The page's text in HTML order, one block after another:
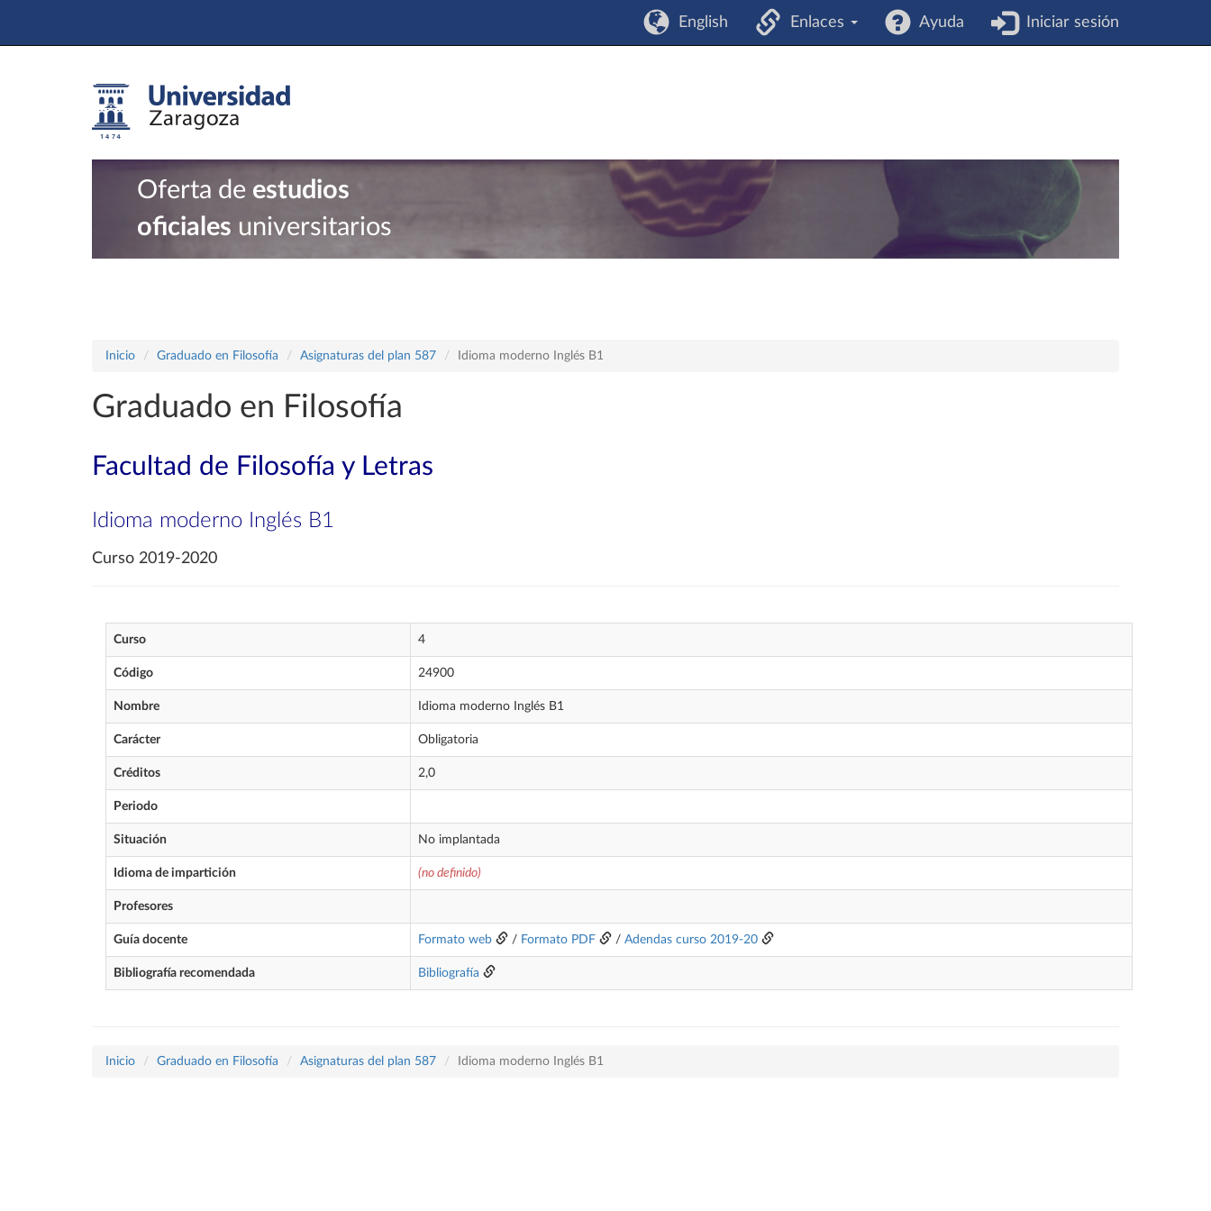
English Enlaces Ayuda Iniciar sesión
Oferta de estudios
oficiales universitarios
Inicio Graduado en Filosofía Asignaturas del plan 587 Idioma moderno Inglés B1
Graduado en Filosofía
Facultad de Filosofía y Letras
Idioma moderno Inglés B1
Curso 2019-2020
Curso 4
Código 24900
Nombre Idioma moderno Inglés B1
Carácter Obligatoria
Créditos 2,0
Periodo
Situación No implantada
Idioma de impartición (no definido)
Profesores
Guía docente Formato web / Formato PDF / Adendas curso 2019-20
Bibliografía recomendada Bibliografía
Inicio Graduado en Filosofía Asignaturas del plan 587 Idioma moderno Inglés B1